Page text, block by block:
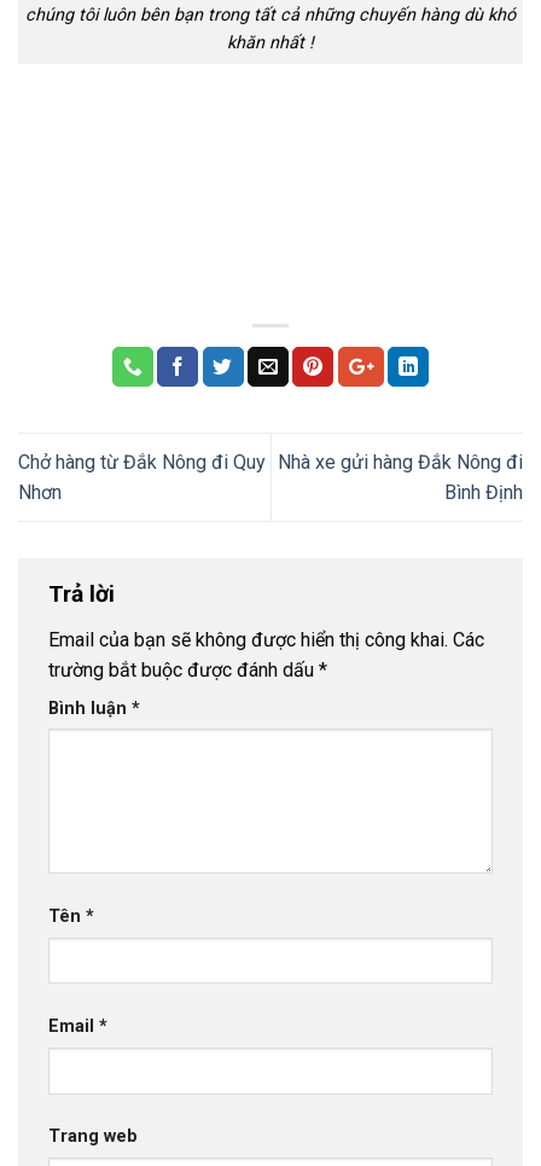
chúng tôi luôn bên bạn trong tất cả những chuyến hàng dù khó
khăn nhất !
Chở hàng từ Đắk Nông đi Quy
Nhơn
Nhà xe gửi hàng Đắk Nông đi
Bình Định
Trả lời
Email của bạn sẽ không được hiển thị công khai. Các
trường bắt buộc được đánh dấu *
Bình luận *
Tên *
Email *
Trang web